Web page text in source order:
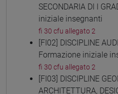
SECONDARIA DI I
iniziale insegnanti
fi 30 cfu allegato 2
[FI02] DISCIPLINE
Formazione iniziale
fi 30 cfu allegato 2
[FI03] DISCIPLINE
ARCHITETTURA,